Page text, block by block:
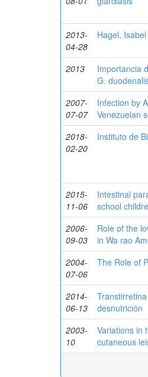
2013-
04-28
Hagel, Isabel
2013
Importancia
G.
2007-
07-07
Infection by
Venezuelan
2018-
02-20
Instituto de
2015-
11-06
Intestinal
school
2006-
09-03
Role of the
in Wa rao
2004-
07-06
The Role of
2014-
06-13
desnutrición
2003-
10
Variations in
cutaneous